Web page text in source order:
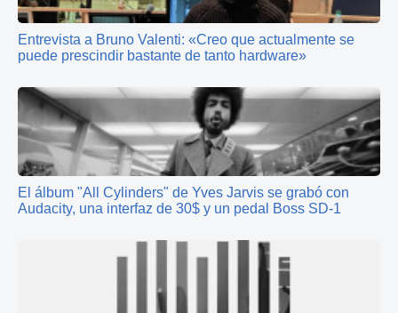
Entrevista a Bruno Valenti: «Creo que actualmente se
puede prescindir bastante de tanto hardware»
El álbum "All Cylinders" de Yves Jarvis se grabó con
Audacity, una interfaz de 30$ y un pedal Boss SD-1